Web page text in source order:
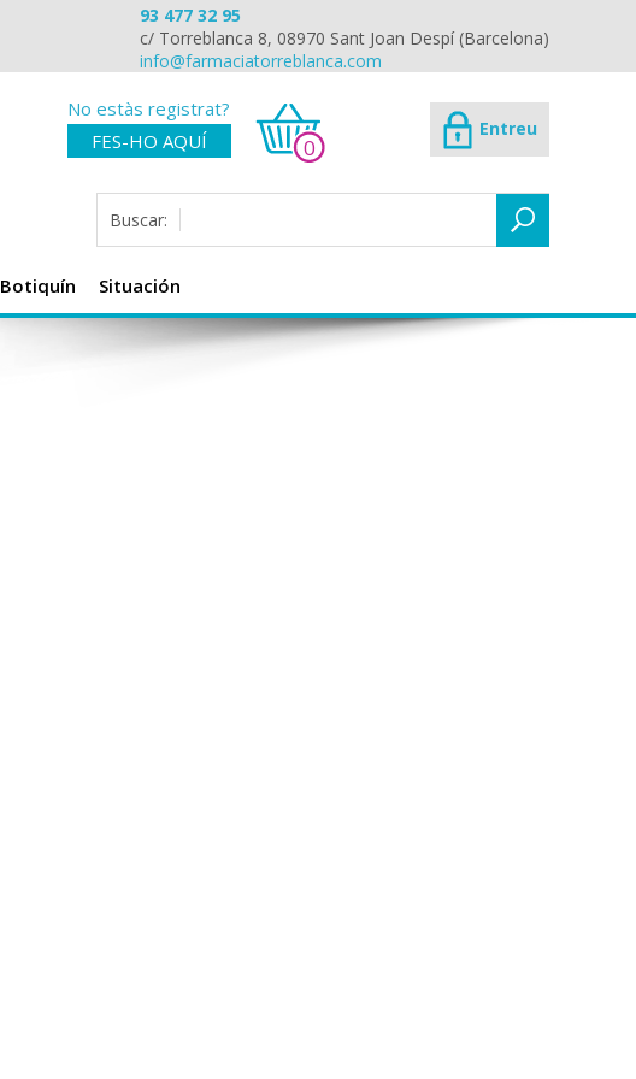
93 477 32 95
c/ Torreblanca 8, 08970 Sant Joan Despí (Barcelona)
info@farmaciatorreblanca.com
No estàs registrat?
FES-HO AQUÍ
Entreu
0
Buscar:
Botiquín Situación